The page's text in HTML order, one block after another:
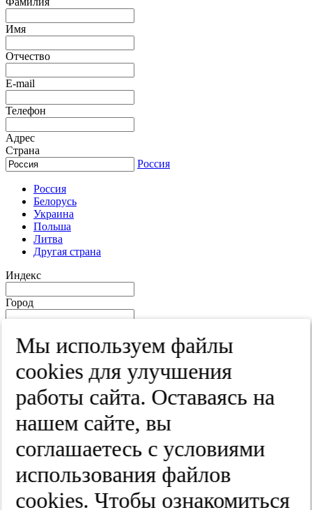
Имя
Отчество
E-mail
Телефон
Адрес
Страна
Россия
Россия
Белорусь
Украина
Польша
Литва
Другая страна
Индекс
Город
Улица
Квартира
Мы используем файлы
cооkies для улучшения
работы сайта. Оставаясь на
нашем сайте, вы
соглашаетесь с условиями
использования файлов
cооkies. Чтобы ознакомиться